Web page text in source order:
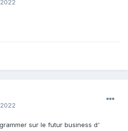
sur le futur business d'